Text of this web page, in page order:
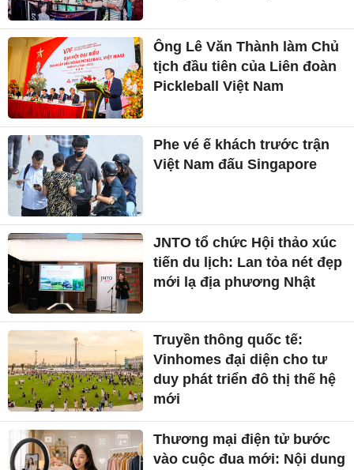
Ông Lê Văn Thành làm Chủ
tịch đầu tiên của Liên đoàn
Pickleball Việt Nam
Phe vé ế khách trước trận
Việt Nam đấu Singapore
JNTO tổ chức Hội thảo xúc
tiến du lịch: Lan tỏa nét đẹp
mới lạ địa phương Nhật
Truyền thông quốc tế:
Vinhomes đại diện cho tư
duy phát triển đô thị thế hệ
mới
Thương mại điện tử bước
vào cuộc đua mới: Nội dung